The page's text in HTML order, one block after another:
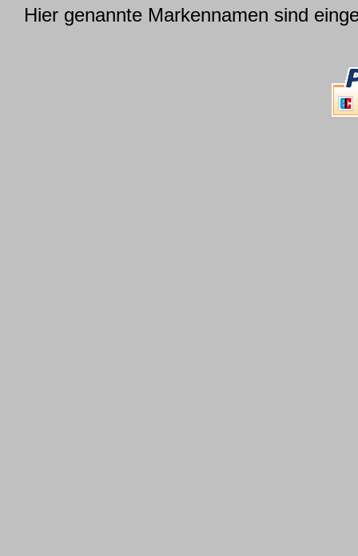
Hier genannte Markennamen sind